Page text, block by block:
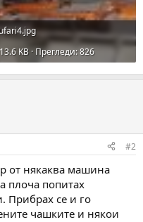
KB · Прегледи: 826
#2
от някаква машина
плоча попитах
Прибрах се и го
чашките и някои